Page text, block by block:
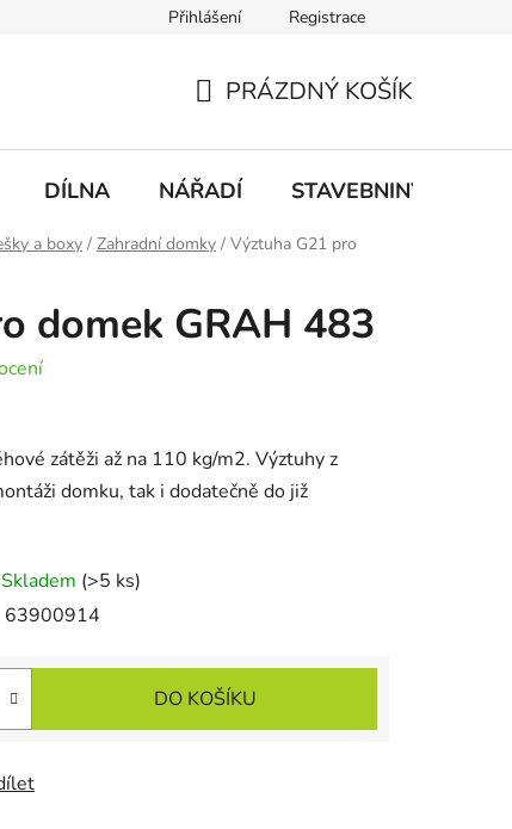
Doprava a platbaPřihlášení Registrace
KOŠÍK
PRÁZDNÝ KOŠÍK
DÍLNA NÁŘADÍ STAVEBNINY
a boxy / Zahradní domky / Výztuha G21 pro
domek GRAH 483
zátěži až na 110 kg/m2. Výztuhy z
domku, tak i dodatečně do již
Skladem (>5 ks)
63900914
DO KOŠÍKU